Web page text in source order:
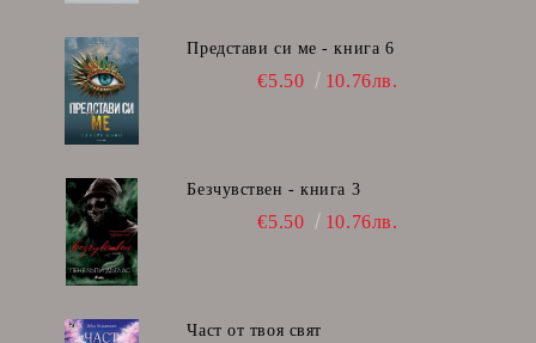
Представи си ме - книга 6
€5.50 10.76лв.
Безчувствен - книга 3
€5.50 10.76лв.
Част от твоя свят